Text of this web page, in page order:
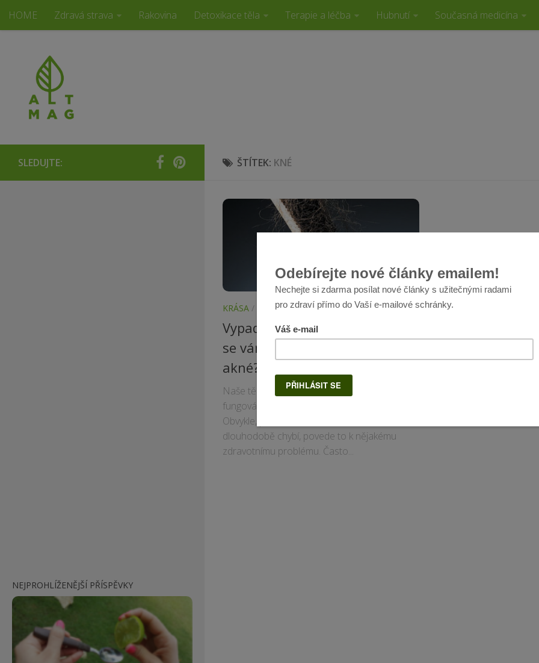
HOME Zdravá strava Rakovina Detoxikace těla Terapie a léčba Hubnutí Současná medicína
ŠTÍTEK: KNÉ
KRÁSA / NEMOCI 2.3.2016
Vypadávají vám vlasy? Lámou
se vám nehty? Dělá se vám
akné? Pak vám chybí toto.
Naše tělo potřebuje pro své správné
fungování a rozvoj různé vitamíny a minerály.
Obvykle, pokud mu konkrétní látka
dlouhodobě chybí, povede to k nějakému
zdravotnímu problému. Často...
SLEDUJTE:
NEJPROHLÍŽENĚJŠÍ PŘÍSPĚVKY